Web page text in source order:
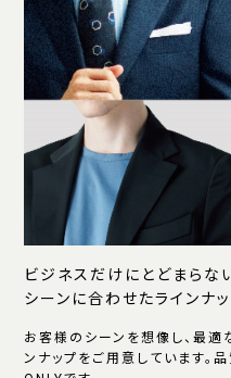
ビジネスだけにとどまらない
シーンに合わせたラインナ
お客様のシーンを想像し、最適
ンナップをご用意しています。